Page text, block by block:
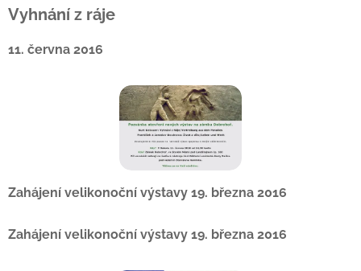
Vyhnání z ráje
11. června 2016
Zahájení velikonoční výstavy 19. března 2016
Zahájení velikonoční výstavy 19. března 2016